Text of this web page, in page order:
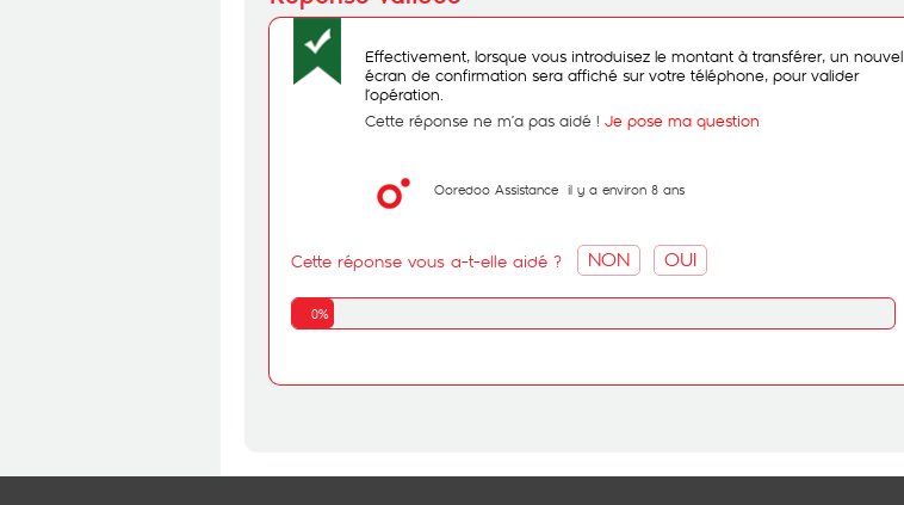
Effectivement, lorsque vous introduisez le montant à transférer, un nouvel
écran de confirmation sera affiché sur votre téléphone, pour valider
l’opération.
Cette réponse ne m’a pas aidé ! Je pose ma question
Ooredoo Assistance il y a environ 8 ans
Cette réponse vous a-t-elle aidé ? NON OUI
0%